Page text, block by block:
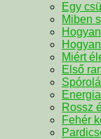
Egy
Miben
Miért
Első
Rossz
Fehér